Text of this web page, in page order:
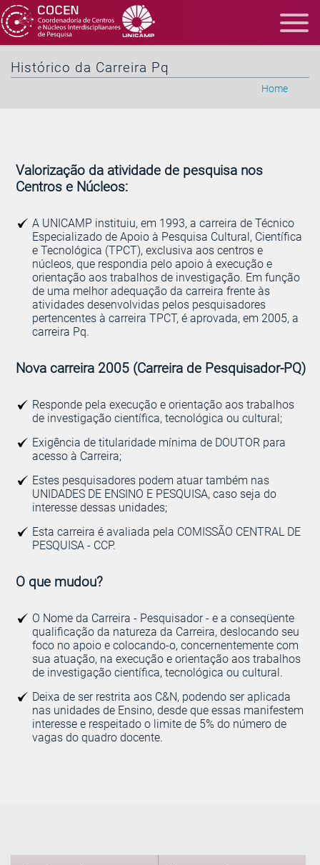
Histórico da Carreira Pq
Home
Valorização da atividade de pesquisa nos
Centros e Núcleos:
A UNICAMP instituiu, em 1993, a carreira de Técnico
Especializado de Apoio à Pesquisa Cultural, Científica
e Tecnológica (TPCT), exclusiva aos centros e
núcleos, que respondia pelo apoio à execução e
orientação aos trabalhos de investigação. Em função
de uma melhor adequação da carreira frente às
atividades desenvolvidas pelos pesquisadores
pertencentes à carreira TPCT, é aprovada, em 2005, a
carreira Pq.
Nova carreira 2005 (Carreira de Pesquisador-PQ)
Responde pela execução e orientação aos trabalhos
de investigação científica, tecnológica ou cultural;
Exigência de titularidade mínima de DOUTOR para
acesso à Carreira;
Estes pesquisadores podem atuar também nas
UNIDADES DE ENSINO E PESQUISA, caso seja do
interesse dessas unidades;
Esta carreira é avaliada pela COMISSÃO CENTRAL DE
PESQUISA - CCP.
O que mudou?
O Nome da Carreira - Pesquisador - e a conseqüente
qualificação da natureza da Carreira, deslocando seu
foco no apoio e colocando-o, concernentemente com
sua atuação, na execução e orientação aos trabalhos
de investigação científica, tecnológica ou cultural.
Deixa de ser restrita aos C&N, podendo ser aplicada
nas unidades de Ensino, desde que essas manifestem
interesse e respeitado o limite de 5% do número de
vagas do quadro docente.